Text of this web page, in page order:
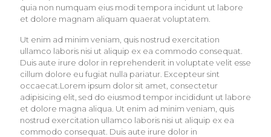
quia non numquam eius modi tempora incidunt ut labore
et dolore magnam aliquam quaerat voluptatem.
Ut enim ad minim veniam, quis nostrud exercitation
ullamco laboris nisi ut aliquip ex ea commodo consequat.
Duis aute irure dolor in reprehenderit in voluptate velit esse
cillum dolore eu fugiat nulla pariatur. Excepteur sint
occaecat.Lorem ipsum dolor sit amet, consectetur
adipisicing elit, sed do eiusmod tempor incididunt ut labore
et dolore magna aliqua. Ut enim ad minim veniam, quis
nostrud exercitation ullamco laboris nisi ut aliquip ex ea
commodo consequat. Duis aute irure dolor in